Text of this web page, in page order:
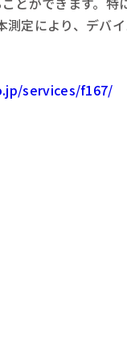
測定により、デバ
services/f167/